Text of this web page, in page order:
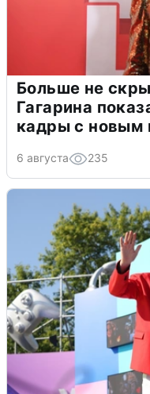
Больше не
Гагарина
кадры с новым
6 августа 235